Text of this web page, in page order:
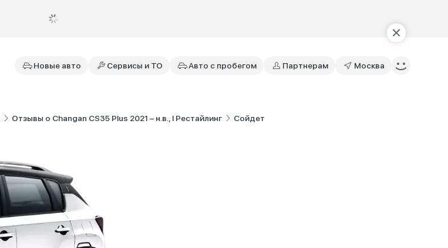
Новые авто Сервисы и ТО Авто с пробегом Партнерам Москва
Отзывы о Changan CS35 Plus 2021 – н.в., I Рестайлинг Сойдет